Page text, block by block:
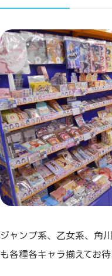
ジャンプ系、乙女系、角
も各種各キャラ揃えてお待